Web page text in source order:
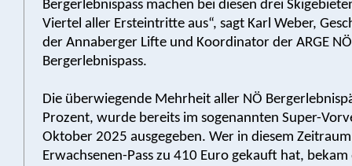
Bergerlebnispass machen bei diesen drei
Viertel aller Ersteintritte aus“, sagt Karl Weber,
der Annaberger Lifte und Koordinator der ARGE NÖ
Bergerlebnispass.
Die überwiegende Mehrheit aller NÖ
Prozent, wurde bereits im sogenannten Super-
Oktober 2025 ausgegeben. Wer in diesem
Erwachsenen-Pass zu 410 Euro gekauft hat, bekam